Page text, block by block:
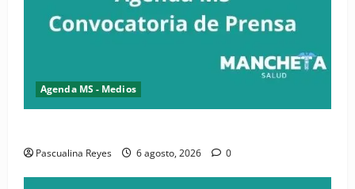
Agenda MS - Medios
Pascualina Reyes 6 agosto, 2026 0